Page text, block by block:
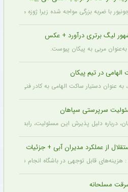
ضربه بزرگی مواجه شده زیرا ژوزه مورینیو او را یک
لیگ برتری درآورد + عکس
مربی به پیکان پیوست.
در تیم پیکان
عنوان دستیار ساکت الهامی به کادر فنی پیکان
سرپرستی سپاهان
درباره دلیل پذیرش این مسئولیت، رابطه
از عملکرد مدیران آبی + جزئیات
قابل توجهی در باشگاه انجام شده، اما
مسلحانه